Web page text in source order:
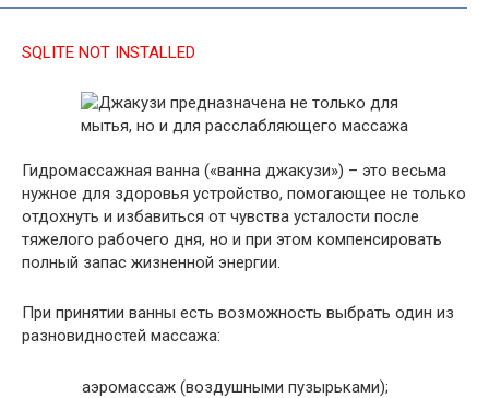
SQLITE NOT INSTALLED
Гидромассажная ванна («ванна джакузи») – это весьма
нужное для здоровья устройство, помогающее не только
отдохнуть и избавиться от чувства усталости после
тяжелого рабочего дня, но и при этом компенсировать
полный запас жизненной энергии.
При принятии ванны есть возможность выбрать один из
разновидностей массажа:
аэромассаж (воздушными пузырьками);